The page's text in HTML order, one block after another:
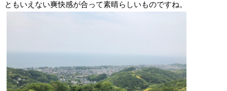
ともいえない爽快感が合って素晴らしいものですね。